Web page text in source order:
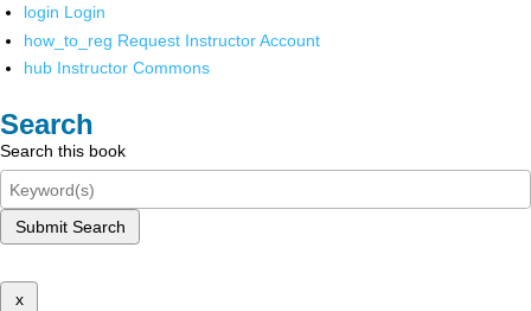
login Login
how_to_reg Request Instructor Account
hub Instructor Commons
Search
Search this book
Submit Search
x